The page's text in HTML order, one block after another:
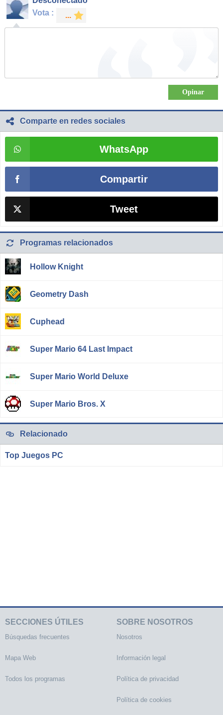
Vota :
Comparte en redes sociales
WhatsApp
Compartir
Tweet
Programas relacionados
Hollow Knight
Geometry Dash
Cuphead
Super Mario 64 Last Impact
Super Mario World Deluxe
Super Mario Bros. X
Relacionado
Top Juegos PC
SECCIONES ÚTILES
Búsquedas frecuentes
Mapa Web
Todos los programas
SOBRE NOSOTROS
Nosotros
Información legal
Política de privacidad
Política de cookies